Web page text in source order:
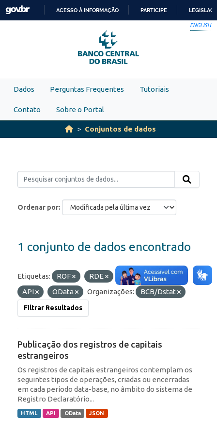
Skip to main content
PARA
O
CONTEÚDO
ACESSO À INFORMAÇÃO PARTICIPE
ENGLISH
Dados Perguntas Frequentes Tutoriais
Contato Sobre o Portal
Conjuntos de dados
Ordenar por
1 conjunto de dados encontrado
Etiquetas: ROF RDE Formatos:
HTML
API
OData Organizações: BCB/Dstat
Filtrar Resultados
Publicação dos registros de capitais
estrangeiros
Os registros de capitais estrangeiros contemplam os
seguintes tipos de operações, criadas ou encerradas
em cada período data-base, no âmbito do sistema de
Registro Declaratório...
HTML API OData JSON